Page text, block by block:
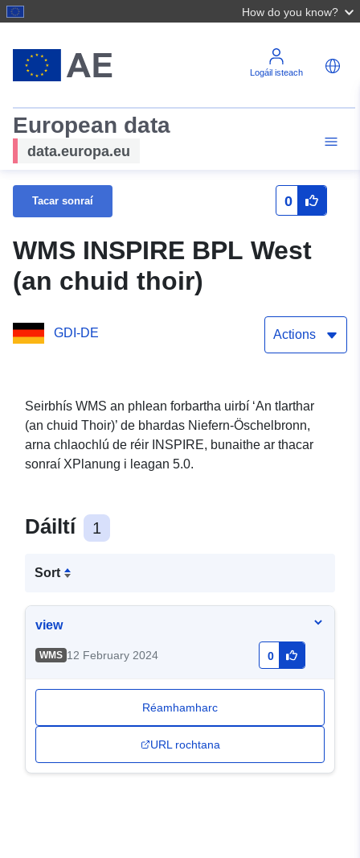
How do you know?
Logáil isteach
European data
data.europa.eu
Tacar sonraí 0
WMS INSPIRE BPL West
(an chuid thoir)
GDI-DE Actions
Seirbhís WMS an phlean forbartha uirbí ‘An tIarthar
(an chuid Thoir)’ de bhardas Niefern-Öschelbronn,
arna chlaochlú de réir INSPIRE, bunaithe ar thacar
sonraí XPlanung i leagan 5.0.
Dáiltí 1
Sort
view
WMS 12 February 2024 0
Réamhamharc
URL rochtana